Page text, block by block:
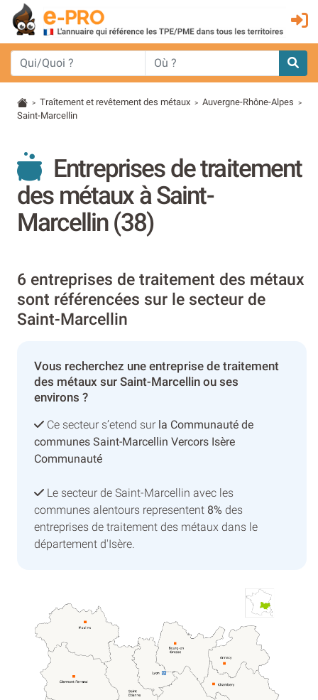
> Traîtement et revêtement des métaux > Auvergne-Rhône-Alpes >
Saint-Marcellin
Entreprises de traitement
des métaux à Saint-
Marcellin (38)
6 entreprises de traitement des métaux
sont référencées sur le secteur de
Saint-Marcellin
Vous recherchez une entreprise de traitement
des métaux sur Saint-Marcellin ou ses
environs ?
Ce secteur s’etend sur la Communauté de
communes Saint-Marcellin Vercors Isère
Communauté
Le secteur de Saint-Marcellin avec les
communes alentours representent 8% des
entreprises de traitement des métaux dans le
département d'Isère.